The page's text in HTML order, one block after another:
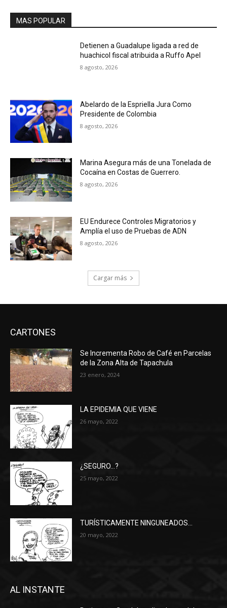
MAS POPULAR
Detienen a Guadalupe ligada a red de
huachicol fiscal atribuida a Ruffo Apel
8 agosto, 2026
Abelardo de la Espriella Jura Como
Presidente de Colombia
8 agosto, 2026
Marina Asegura más de una Tonelada de
Cocaína en Costas de Guerrero.
8 agosto, 2026
EU Endurece Controles Migratorios y
Amplía el uso de Pruebas de ADN
8 agosto, 2026
Cargar más
CARTONES
Se Incrementa Robo de Café en Parcelas
de la Zona Alta de Tapachula
23 enero, 2024
LA EPIDEMIA QUE VIENE
26 mayo, 2022
¿SEGURO…?
25 mayo, 2022
TURÍSTICAMENTE NINGUNEADOS…
20 mayo, 2022
AL INSTANTE